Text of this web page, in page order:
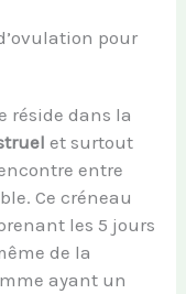
pour
réside dans la
et surtout
entre
Ce créneau
les 5 jours
de la
ayant un